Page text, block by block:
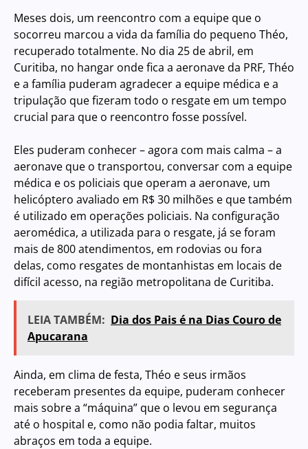
Meses dois, um reencontro com a equipe que o
socorreu marcou a vida da família do pequeno Théo,
recuperado totalmente. No dia 25 de abril, em
Curitiba, no hangar onde fica a aeronave da PRF, Théo
e a família puderam agradecer a equipe médica e a
tripulação que fizeram todo o resgate em um tempo
crucial para que o reencontro fosse possível.
Eles puderam conhecer – agora com mais calma – a
aeronave que o transportou, conversar com a equipe
médica e os policiais que operam a aeronave, um
helicóptero avaliado em R$ 30 milhões e que também
é utilizado em operações policiais. Na configuração
aeromédica, a utilizada para o resgate, já se foram
mais de 800 atendimentos, em rodovias ou fora
delas, como resgates de montanhistas em locais de
difícil acesso, na região metropolitana de Curitiba.
LEIA TAMBÉM: Dia dos Pais é na Dias Couro de
Apucarana
Ainda, em clima de festa, Théo e seus irmãos
receberam presentes da equipe, puderam conhecer
mais sobre a “máquina” que o levou em segurança
até o hospital e, como não podia faltar, muitos
abraços em toda a equipe.